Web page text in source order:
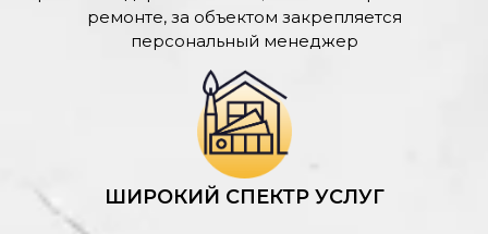
ремонте, за объектом закрепляется
персональный менеджер
ШИРОКИЙ СПЕКТР УСЛУГ